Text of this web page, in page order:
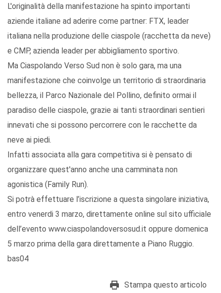
L'originalità della manifestazione ha spinto importanti
aziende italiane ad aderire come partner: FTX, leader
italiana nella produzione delle ciaspole (racchetta da neve)
e CMP, azienda leader per abbigliamento sportivo.
Ma Ciaspolando Verso Sud non è solo gara, ma una
manifestazione che coinvolge un territorio di straordinaria
bellezza, il Parco Nazionale del Pollino, definito ormai il
paradiso delle ciaspole, grazie ai tanti straordinari sentieri
innevati che si possono percorrere con le racchette da
neve ai piedi.
Infatti associata alla gara competitiva si è pensato di
organizzare quest'anno anche una camminata non
agonistica (Family Run).
Si potrà effettuare l’iscrizione a questa singolare iniziativa,
entro venerdi 3 marzo, direttamente online sul sito ufficiale
dell’evento www.ciaspolandoversosud.it oppure domenica
5 marzo prima della gara direttamente a Piano Ruggio.
bas04
Stampa questo articolo